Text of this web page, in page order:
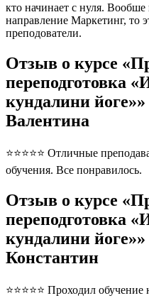
кто начинает с нуля.
направление Маркетинг, то
преподователи.
Отзыв о курсе
переподготовка
кундалини
Валентина
⭐⭐⭐⭐⭐ Отличные
обучения. Все понравилось.
Отзыв о курсе
переподготовка
кундалини
Константин
⭐⭐⭐⭐⭐ Проходил